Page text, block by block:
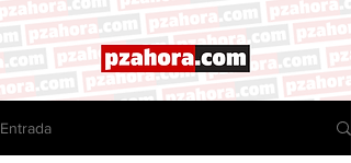
Entrada